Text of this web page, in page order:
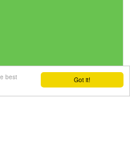
Got it!
best
| Snelle levering
| 2240 Zandhoven |